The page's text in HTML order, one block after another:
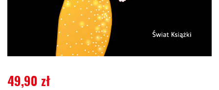
49,90 zł